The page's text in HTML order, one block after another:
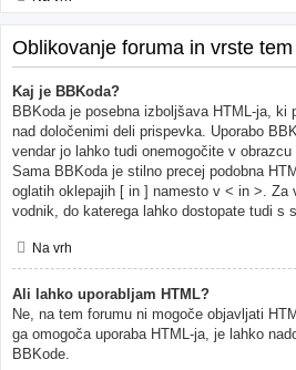
Oblikovanje foruma in vrste tem
Kaj je BBKoda?
BBKoda je posebna izboljšava HTML-ja, ki
nad določenimi deli prispevka. Uporabo
vendar jo lahko tudi onemogočite v
Sama BBKoda je stilno precej podobna
oglatih oklepajih [ in ] namesto v < in >. Za
vodnik, do katerega lahko dostopate tudi s
Na vrh
Ali lahko uporabljam HTML?
Ne, na tem forumu ni mogoče objavljati
ga omogoča uporaba HTML-ja, je lahko
BBKode.